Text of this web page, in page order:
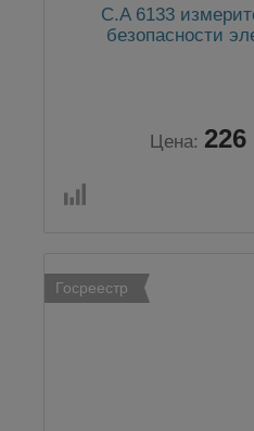
C.A 6133
безопасности
Цена: 226
Госреестр